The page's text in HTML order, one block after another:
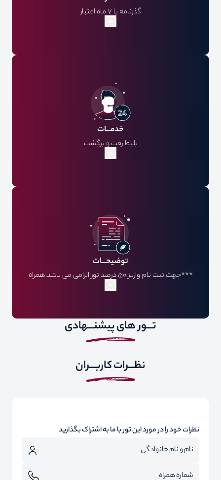
گذرنامه با 7 ماه اعتبار
خدمـــات
بلیط رفت و برگشت
لیدر فارسی زبان
توضیحـــات
***جهت ثبت نام واریز 50 درصد تور الزامی می باشد.همراه
داشتن حداقل 100 دلار آمریکا به ازای هر نفر برای هر شب اقامت.
مدارک جعلی و... توسط پلیس مرزی کشور گرجستان، اعم از مادی
الزامی و هزینه آن جداگانه از مبلغ تور محاسبه و به عهده مسافر
می باشد. مسئولیت کنترل پاسپورت بابت هرگونه ممنوعیت
خروج از کشور به عهده مسافر می باشد. هتل و پرواز به صورت
تـــور های پیشنـــهادی
نظـــرات کاربـــران
نظرات خود را در مورد این تور با ما به اشتراک بگذارید